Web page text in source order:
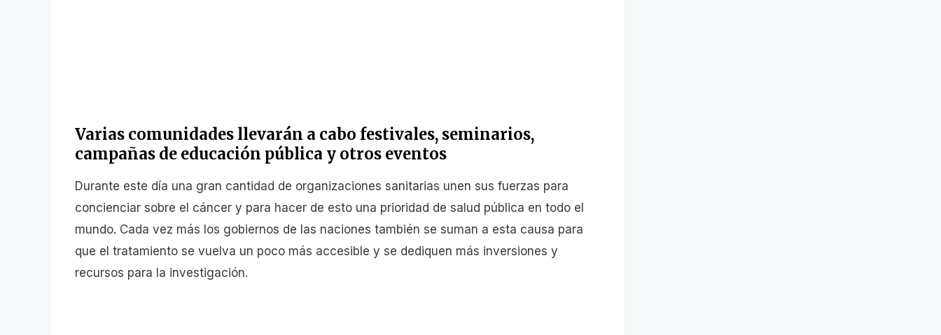
Varias comunidades llevarán a cabo festivales, seminarios,
campañas de educación pública y otros eventos
Durante este día una gran cantidad de organizaciones sanitarias unen sus fuerzas para
concienciar sobre el cáncer y para hacer de esto una prioridad de salud pública en todo el
mundo. Cada vez más los gobiernos de las naciones también se suman a esta causa para
que el tratamiento se vuelva un poco más accesible y se dediquen más inversiones y
recursos para la investigación.